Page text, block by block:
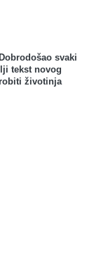
svaki
tekst novog
životinja